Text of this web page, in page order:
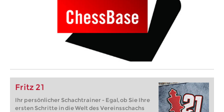
Fritz 21
Ihr persönlicher Schachtrainer - Egal, ob Sie Ihre
ersten Schritte in die Welt des Vereinsschachs